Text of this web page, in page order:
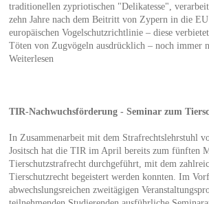
traditionellen zypriotischen "Delikatesse",
zehn Jahre nach dem Beitritt von Zypern in die
europäischen Vogelschutzrichtlinie – diese
Töten von Zugvögeln ausdrücklich – noch immer
Weiterlesen
TIR-Nachwuchsförderung - Seminar zum
In Zusammenarbeit mit dem Strafrechtslehrstuhl
Jositsch hat die TIR im April bereits zum fünften
Tierschutzstrafrecht durchgeführt, mit dem
Tierschutzrecht begeistert werden konnten. Im
abwechslungsreichen zweitägigen